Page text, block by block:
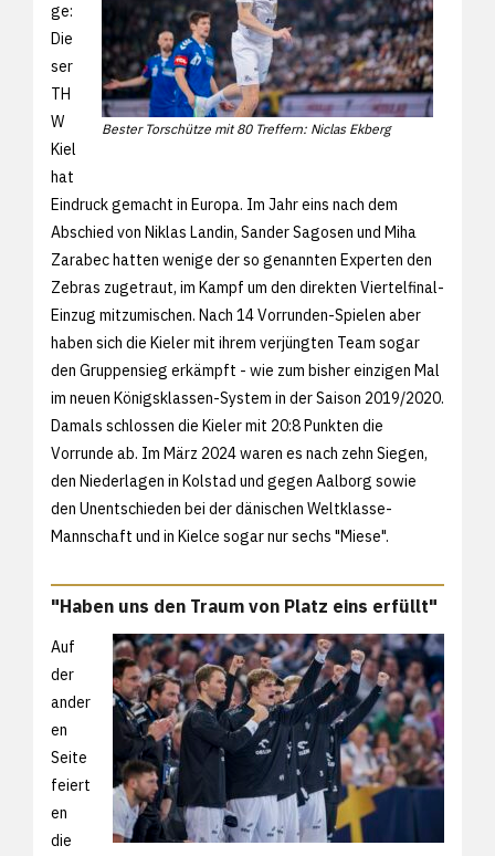
Bester Torschütze mit 80 Treffern: Niclas Ekberg
ge:
Die
ser
TH
W
Kiel
hat
Eindruck gemacht in Europa. Im Jahr eins nach dem
Abschied von Niklas Landin, Sander Sagosen und Miha
Zarabec hatten wenige der so genannten Experten den
Zebras zugetraut, im Kampf um den direkten Viertelfinal-
Einzug mitzumischen. Nach 14 Vorrunden-Spielen aber
haben sich die Kieler mit ihrem verjüngten Team sogar
den Gruppensieg erkämpft - wie zum bisher einzigen Mal
im neuen Königsklassen-System in der Saison 2019/2020.
Damals schlossen die Kieler mit 20:8 Punkten die
Vorrunde ab. Im März 2024 waren es nach zehn Siegen,
den Niederlagen in Kolstad und gegen Aalborg sowie
den Unentschieden bei der dänischen Weltklasse-
Mannschaft und in Kielce sogar nur sechs "Miese".
"Haben uns den Traum von Platz eins erfüllt"
Auf
der
ander
en
Seite
feiert
en
die